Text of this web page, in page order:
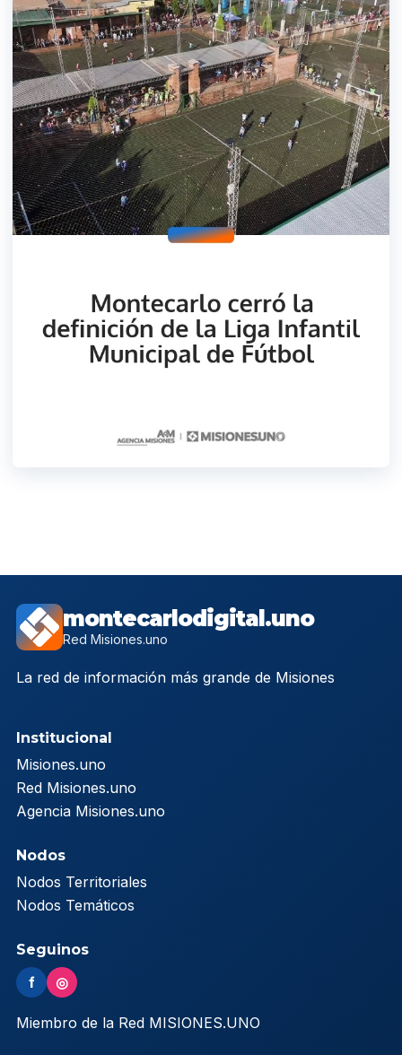
montecarlodigital.uno
Red Misiones.uno
La red de información más grande de Misiones
Institucional
Misiones.uno
Red Misiones.uno
Agencia Misiones.uno
Nodos
Nodos Territoriales
Nodos Temáticos
Seguinos
f ◎
Miembro de la Red MISIONES.UNO